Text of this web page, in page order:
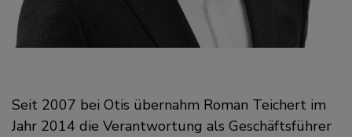
Seit 2007 bei Otis übernahm Roman Teichert im
Jahr 2014 die Verantwortung als Geschäftsführer